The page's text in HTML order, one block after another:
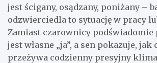
jest ścigany, osądzany, poniżany –
odzwierciedla to sytuację w pracy
Zamiast czarownicy podświadomie
jest własne „ja”, a sen pokazuje,
przeżywa codzienny presyjny